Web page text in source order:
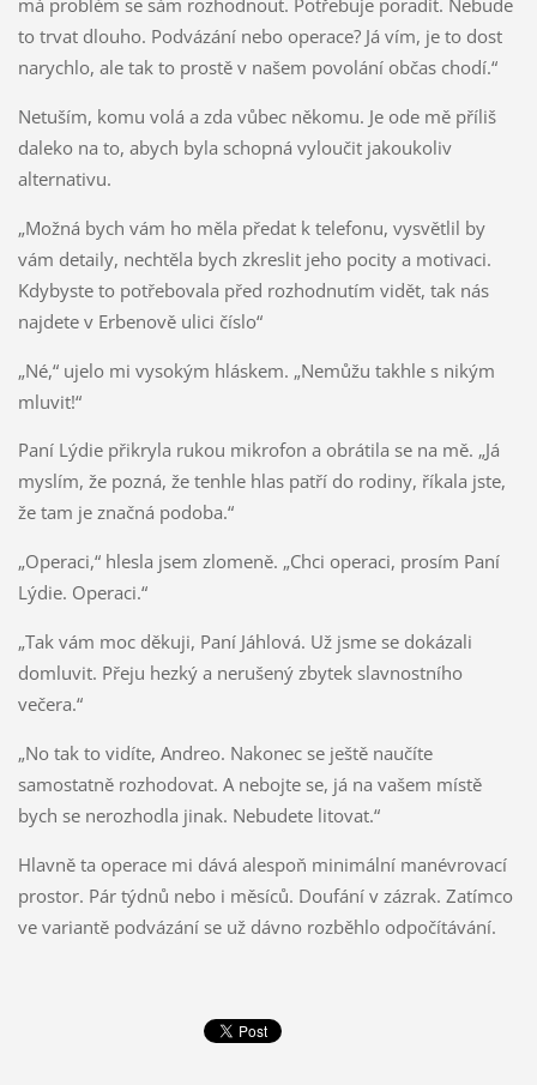
to trvat dlouho. Podvázání nebo operace? Já vím, je to dost
narychlo, ale tak to prostě v našem povolání občas chodí.“
Netuším, komu volá a zda vůbec někomu. Je ode mě příliš
daleko na to, abych byla schopná vyloučit jakoukoliv
alternativu.
„Možná bych vám ho měla předat k telefonu, vysvětlil by
vám detaily, nechtěla bych zkreslit jeho pocity a motivaci.
Kdybyste to potřebovala před rozhodnutím vidět, tak nás
najdete v Erbenově ulici číslo“
„Né,“ ujelo mi vysokým hláskem. „Nemůžu takhle s nikým
mluvit!“
Paní Lýdie přikryla rukou mikrofon a obrátila se na mě. „Já
myslím, že pozná, že tenhle hlas patří do rodiny, říkala jste,
že tam je značná podoba.“
„Operaci,“ hlesla jsem zlomeně. „Chci operaci, prosím Paní
Lýdie. Operaci.“
„Tak vám moc děkuji, Paní Jáhlová. Už jsme se dokázali
domluvit. Přeju hezký a nerušený zbytek slavnostního
večera.“
„No tak to vidíte, Andreo. Nakonec se ještě naučíte
samostatně rozhodovat. A nebojte se, já na vašem místě
bych se nerozhodla jinak. Nebudete litovat.“
Hlavně ta operace mi dává alespoň minimální manévrovací
prostor. Pár týdnů nebo i měsíců. Doufání v zázrak. Zatímco
ve variantě podvázání se už dávno rozběhlo odpočítávání.